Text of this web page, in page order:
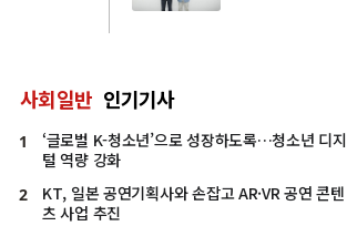
사회일반 인기기사
1
‘글로벌 K-청소년’으로 성장하도록…청소년 디지
털 역량 강화
2
KT, 일본 공연기획사와 손잡고 AR·VR 공연 콘텐
츠 사업 추진